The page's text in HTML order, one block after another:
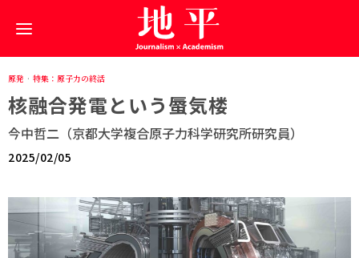
原発 · 特集：原子力の終活
核融合発電という蜃気楼
今中哲二（京都大学複合原子力科学研究所研究員）
2025/02/05